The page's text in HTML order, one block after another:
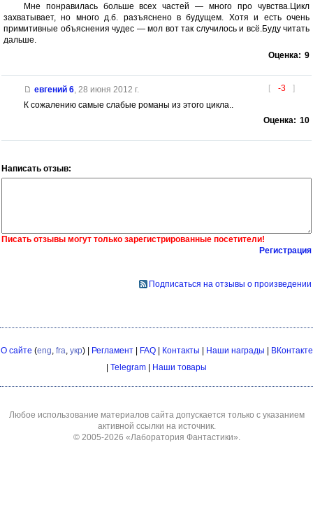
Мне понравилась больше всех частей — много про чувства.Цикл
захватывает, но много д.б. разъяснено в будущем. Хотя и есть очень
примитивные объяснения чудес — мол вот так случилось и всё.Буду читать
дальше.
Оценка: 9
[ -3 ]
евгений 6, 28 июня 2012 г.
К сожалению самые слабые романы из этого цикла..
Оценка: 10
Написать отзыв:
Писать отзывы могут только зарегистрированные посетители!
Регистрация
Подписаться на отзывы о произведении
О сайте (eng fra укр) | Регламент| FAQ| Контакты | Наши награды | ВКонтакте
| Telegram | Наши товары
Любое использование материалов сайта допускается только с указанием
активной ссылки на источник.
© 2005-2026 «Лаборатория Фантастики»